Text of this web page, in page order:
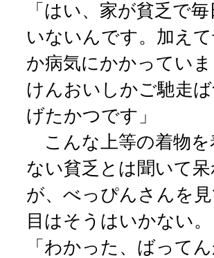
「はい、家が貧乏で
いないんです。加え
か病気にかかってい
けんおいしかご馳走
げたかつです」
こんな上等の着物を
ない貧乏とは聞いて
が、べっぴんさんを
目はそうはいかない。
「わかった、ばって